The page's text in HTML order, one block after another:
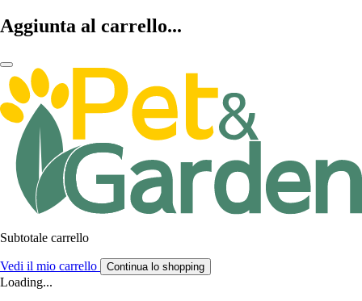
Aggiunta al carrello...
Subtotale carrello
Vedi il mio carrello Continua lo shopping
Loading...